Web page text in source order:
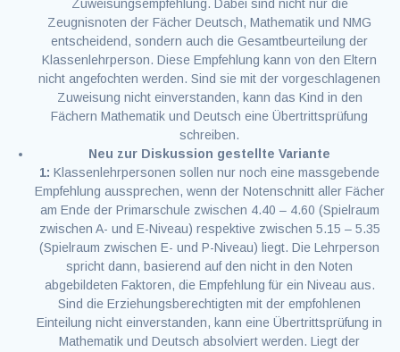
Zuweisungsempfehlung. Dabei sind nicht nur die
Zeugnisnoten der Fächer Deutsch, Mathematik und NMG
entscheidend, sondern auch die Gesamtbeurteilung der
Klassenlehrperson. Diese Empfehlung kann von den Eltern
nicht angefochten werden. Sind sie mit der vorgeschlagenen
Zuweisung nicht einverstanden, kann das Kind in den
Fächern Mathematik und Deutsch eine Übertrittsprüfung
schreiben.
Neu zur Diskussion gestellte Variante
1: Klassenlehrpersonen sollen nur noch eine massgebende
Empfehlung aussprechen, wenn der Notenschnitt aller Fächer
am Ende der Primarschule zwischen 4.40 – 4.60 (Spielraum
zwischen A- und E-Niveau) respektive zwischen 5.15 – 5.35
(Spielraum zwischen E- und P-Niveau) liegt. Die Lehrperson
spricht dann, basierend auf den nicht in den Noten
abgebildeten Faktoren, die Empfehlung für ein Niveau aus.
Sind die Erziehungsberechtigten mit der empfohlenen
Einteilung nicht einverstanden, kann eine Übertrittsprüfung in
Mathematik und Deutsch absolviert werden. Liegt der